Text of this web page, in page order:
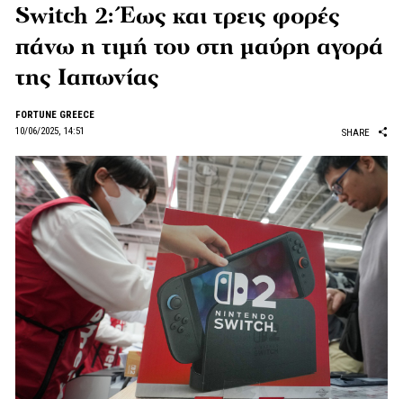
Switch 2: Έως και τρεις φορές
πάνω η τιμή του στη μαύρη αγορά
της Ιαπωνίας
FORTUNE GREECE
10/06/2025, 14:51
SHARE